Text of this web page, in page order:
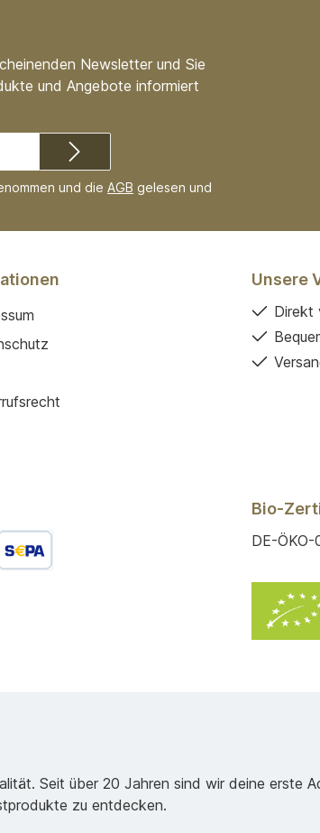
Newsletter und Sie
und Angebote informiert
und die AGB gelesen und
Unsere
Direkt
Bio-
DE-ÖKO-
Seit über 20 Jahren sind wir deine erste
zu entdecken.